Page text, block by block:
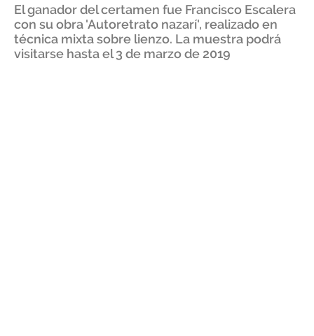
El ganador del certamen fue Francisco Escalera
con su obra 'Autoretrato nazarí', realizado en
técnica mixta sobre lienzo. La muestra podrá
visitarse hasta el 3 de marzo de 2019